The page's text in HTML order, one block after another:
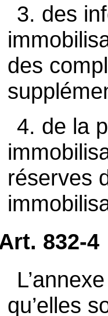
3. des
des
4. de la
réserves
832-4
qu’elles